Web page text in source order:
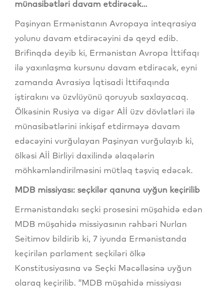
münasibətləri davam etdirəcək...
Paşinyan Ermənistanın Avropaya inteqrasiya
yolunu davam etdirəcəyini də qeyd edib.
Brifinqdə deyib ki, Ermənistan Avropa İttifaqı
ilə yaxınlaşma kursunu davam etdirəcək, eyni
zamanda Avrasiya İqtisadi İttifaqında
iştirakını və üzvlüyünü qoruyub saxlayacaq.
Ölkəsinin Rusiya və digər Aİİ üzv dövlətləri ilə
münasibətlərini inkişaf etdirməyə davam
edəcəyini vurğulayan Paşinyan vurğulayıb ki,
ölkəsi Aİİ Birliyi daxilində əlaqələrin
möhkəmləndirilməsini mütləq təşviq edəcək.
MDB missiyası: seçkilər qanuna uyğun keçirilib
Ermənistandakı seçki prosesini müşahidə edən
MDB müşahidə missiyasının rəhbəri Nurlan
Seitimov bildirib ki, 7 iyunda Ermənistanda
keçirilən parlament seçkiləri ölkə
Konstitusiyasına və Seçki Məcəlləsinə uyğun
olaraq keçirilib. “MDB müşahidə missiyası